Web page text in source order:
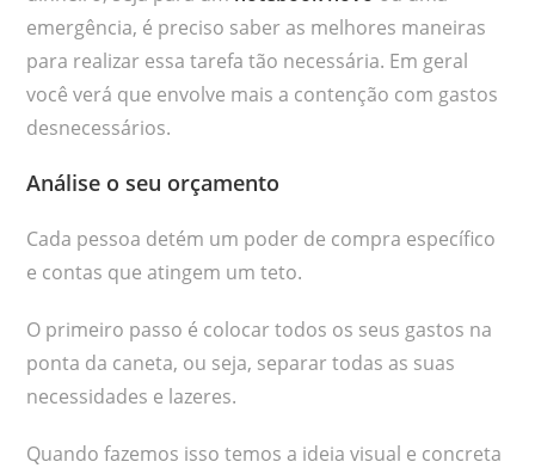
emergência, é preciso saber as melhores maneiras
para realizar essa tarefa tão necessária. Em geral
você verá que envolve mais a contenção com gastos
desnecessários.
Análise o seu orçamento
Cada pessoa detém um poder de compra específico
e contas que atingem um teto.
O primeiro passo é colocar todos os seus gastos na
ponta da caneta, ou seja, separar todas as suas
necessidades e lazeres.
Quando fazemos isso temos a ideia visual e concreta